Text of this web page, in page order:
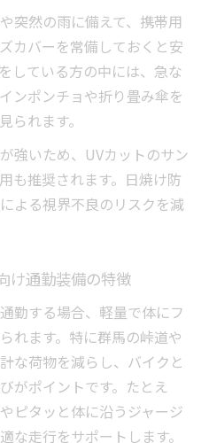
すロードバイク通勤の方
適に自転車通勤するコツ
感するロードバイクの
く続けるロードバイク活
入れた賢い自転車通勤
当を両立するためのポ
活かす自転車通勤の申請
る賢い手当の受け取り方
自転車通勤手当の活用法
突然の雨に備えて、携帯用
カバーを常備しておくと安
している方の中には、急な
ンポンチョや折り畳み傘を
られます。
強いため、UVカットのサン
も推奨されます。日焼け防
よる視界不良のリスクを減
け通勤装備の特徴
勤する場合、軽量で体にフ
れます。特に群馬の峠道や
な荷物を減らし、バイクと
がポイントです。たとえ
ピタッと体に沿うジャージ
な走行をサポートします。